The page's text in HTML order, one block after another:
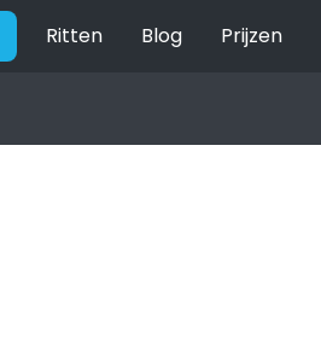
Ritten Blog Prijzen